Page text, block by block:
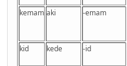
kemam aki -emam
kid
kede -id